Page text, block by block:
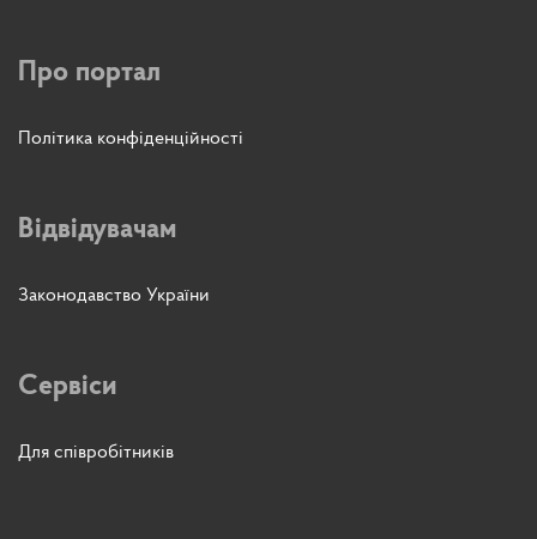
Про портал
Політика конфіденційності
Відвідувачам
Законодавство України
Сервіси
Для співробітників